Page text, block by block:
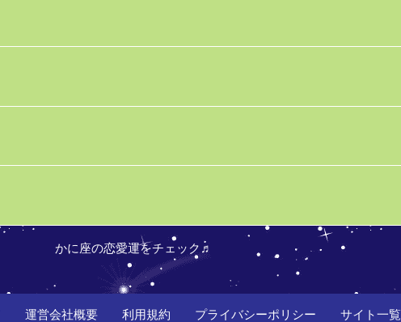
かに座の恋愛運をチェック♬
運営会社概要 利用規約 プライバシーポリシー サイト一覧